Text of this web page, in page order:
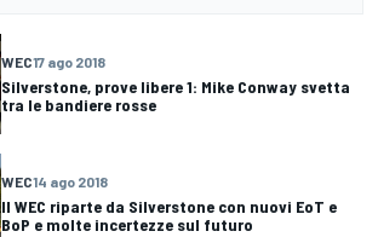
WEC17 ago 2018
Silverstone, prove libere 1: Mike Conway svetta
tra le bandiere rosse
WEC14 ago 2018
Il WEC riparte da Silverstone con nuovi EoT e
BoP e molte incertezze sul futuro